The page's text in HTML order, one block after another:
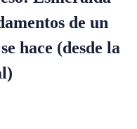
de un
hace (desde la